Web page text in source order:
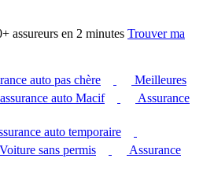
assureurs en 2 minutes Trouver ma
auto pas chère
Meilleures
auto Macif
Assurance
auto temporaire
Voiture sans permis
Assurance